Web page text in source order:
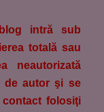
intră sub
totală sau
neautorizată
de autor şi se
contact folosiţi